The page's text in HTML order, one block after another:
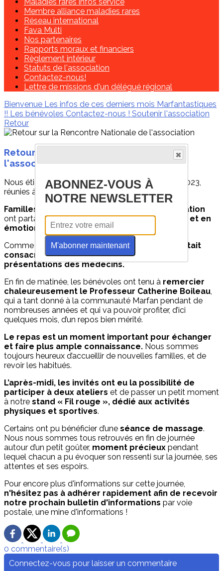
Membre alliance maladies rares
Réseau international
Fava Multi
Nos partenaires
Rapports moraux et financiers
Règlement intérieur
Statuts de l'association
Contactez-nous!
Lettre de missions d'un délégué régional
Bienvenue Les infos de ces derniers mois Marfantastiques
!! Les bénévoles Contactez-nous ! Soutenir l'association
Retour
Retour sur la Rencontre Nationale de
l'association
Nous étions110 personnes, le samedi 25 mars 2023,
réunies à l’espace Atria de Charenton-le-Pont.
Familles, médecins et bénévoles de l’association
ont partagé cette journéeriche en informations et en
émotions.
Comme à chaque rencontre nationale,
le matin était
consacré à la vie de l’association ainsi qu’aux
présentations des médecins.
En fin de matinée, les bénévoles ont tenu à remercier
chaleureusement le Professeur Catherine Boileau,
qui a tant donné à la communauté Marfan pendant de
nombreuses années et qui va pouvoir profiter, d’ici
quelques mois, d’un repos bien mérité.
Le repas est un moment important pour échanger
et faire plus ample connaissance. Nous sommes
toujours heureux d’accueillir de nouvelles familles, et de
revoir les habitués.
L’après-midi, les invités ont eu la possibilité de
participer à deux ateliers et de passer un petit moment
à notre stand « Fil rouge », dédié aux activités
physiques et sportives.
Certains ont pu bénéficier d’une séance de massage.
Nous nous sommes tous retrouvés en fin de journée
autour d’un petit goûter, moment précieux pendant
lequel chacun a pu évoquer son ressenti sur la journée, ses
attentes et ses espoirs.
Pour encore plus d'informations sur cette journée,
n'hésitez pas à adhérer rapidement afin de recevoir
notre prochain bulletin d'informations par voie
postale, une mine d'informations !
0 commentaire(s)
Connectez-vous pour laisser un commentaire
ABONNEZ-VOUS À
NOTRE NEWSLETTER
M'abonner maintenant